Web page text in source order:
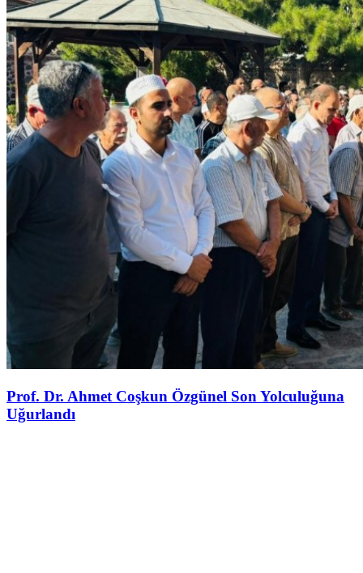
Prof. Dr. Ahmet Coşkun Özgünel Son Yolculuğuna
Uğurlandı